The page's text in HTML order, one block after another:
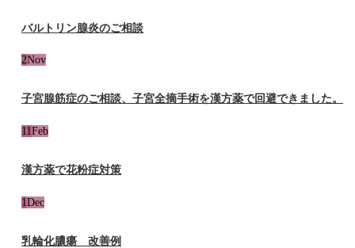
バルトリン腺炎のご相談
2Nov
子宮腺筋症のご相談、子宮全摘手術を漢方薬で回避できました。
11 Feb
漢方薬で花粉症対策
1Dec
乳輪化膿瘍 改善例